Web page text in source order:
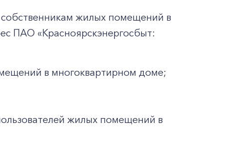
собственникам жилых помещений в
ПАО «Красноярскэнергосбыт:
в многоквартирном доме;
жилых помещений в